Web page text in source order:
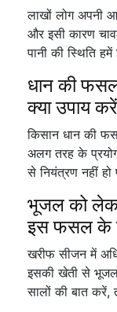
लाखों लोग अपनी
और इसी कारण
पानी की स्थिति
धान की
क्या उपाय
किसान धान की
अलग तरह के
से नियंत्रण नहीं
भूजल को
इस फसल के
खरीफ सीजन में
इसकी खेती से भूजल
सालों की बात